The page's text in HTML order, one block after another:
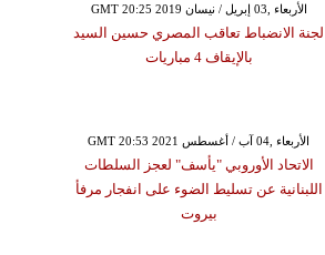
GMT 20:25 2019 الأربعاء ,03 إبريل / نيسان
لجنة الانضباط تعاقب المصري حسين السيد
بالإيقاف 4 مباريات
GMT 20:53 2021 الأربعاء ,04 آب / أغسطس
الاتحاد الأوروبي "يأسف" لعجز السلطات
اللبنانية عن تسليط الضوء على انفجار مرفأ
بيروت